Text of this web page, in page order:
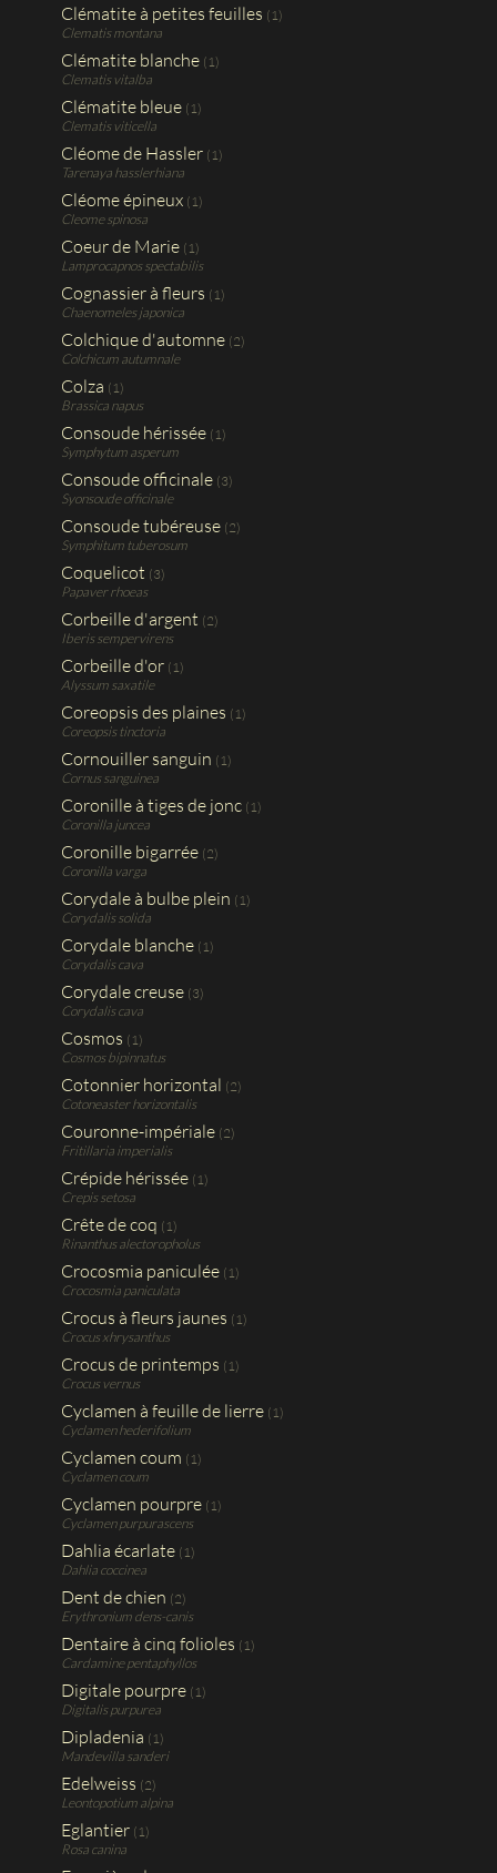
Clématite à petites feuilles (1)
Clematis montana
Clématite blanche (1)
Clematis vitalba
Clématite bleue (1)
Clematis viticella
Cléome de Hassler (1)
Tarenaya hasslerhiana
Cléome épineux (1)
Cleome spinosa
Coeur de Marie (1)
Lamprocapnos spectabilis
Cognassier à fleurs (1)
Chaenomeles japonica
Colchique d'automne (2)
Colchicum autumnale
Colza (1)
Brassica napus
Consoude hérissée (1)
Symphytum asperum
Consoude officinale (3)
Syonsoude officinale
Consoude tubéreuse (2)
Symphitum tuberosum
Coquelicot (3)
Papaver rhoeas
Corbeille d'argent (2)
Iberis sempervirens
Corbeille d'or (1)
Alyssum saxatile
Coreopsis des plaines (1)
Coreopsis tinctoria
Cornouiller sanguin (1)
Cornus sanguinea
Coronille à tiges de jonc (1)
Coronilla juncea
Coronille bigarrée (2)
Coronilla varga
Corydale à bulbe plein (1)
Corydalis solida
Corydale blanche (1)
Corydalis cava
Corydale creuse (3)
Corydalis cava
Cosmos (1)
Cosmos bipinnatus
Cotonnier horizontal (2)
Cotoneaster horizontalis
Couronne-impériale (2)
Fritillaria imperialis
Crépide hérissée (1)
Crepis setosa
Crête de coq (1)
Rinanthus alectoropholus
Crocosmia paniculée (1)
Crocosmia paniculata
Crocus à fleurs jaunes (1)
Crocus xhrysanthus
Crocus de printemps (1)
Crocus vernus
Cyclamen à feuille de lierre (1)
Cyclamen hederifolium
Cyclamen coum (1)
Cyclamen coum
Cyclamen pourpre (1)
Cyclamen purpurascens
Dahlia écarlate (1)
Dahlia coccinea
Dent de chien (2)
Erythronium dens-canis
Dentaire à cinq folioles (1)
Cardamine pentaphyllos
Digitale pourpre (1)
Digitalis purpurea
Dipladenia (1)
Mandevilla sanderi
Edelweiss (2)
Leontopotium alpina
Eglantier (1)
Rosa canina